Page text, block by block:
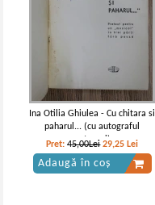
Ina Otilia Ghiulea - Cu chitara si
paharul... (cu autograful
autoarei)
Pret:45,00Lei 29,25 Lei
Adaugă în coș